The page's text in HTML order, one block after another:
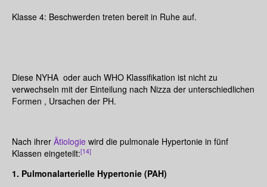
Klasse 4: Beschwerden treten bereit in Ruhe auf.
Diese NYHA oder auch WHO Klassifikation ist nicht zu
verwechseln mit der Einteilung nach Nizza der unterschiedlichen
Formen , Ursachen der PH.
Nach ihrer Ätiologie wird die pulmonale Hypertonie in fünf
Klassen eingeteilt:[14]
1. Pulmonalarterielle Hypertonie (PAH)